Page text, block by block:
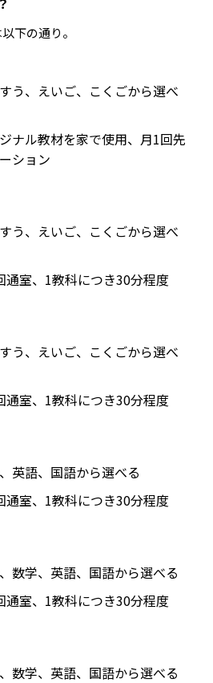
下の通り。
う、えいご、こくごから選べ
ナル教材を家で使用、月1回先
ション
う、えいご、こくごから選べ
通室、1教科につき30分程度
う、えいご、こくごから選べ
通室、1教科につき30分程度
英語、国語から選べる
通室、1教科につき30分程度
数学、英語、国語から選べる
通室、1教科につき30分程度
数学、英語、国語から選べる